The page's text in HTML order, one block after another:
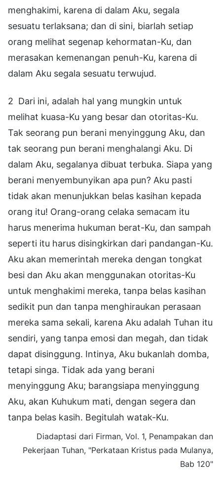
menghakimi, karena di dalam Aku, segala
sesuatu terlaksana; dan di sini, biarlah setiap
orang melihat segenap kehormatan-Ku, dan
merasakan kemenangan penuh-Ku, karena di
dalam Aku segala sesuatu terwujud.
2 Dari ini, adalah hal yang mungkin untuk
melihat kuasa-Ku yang besar dan otoritas-Ku.
Tak seorang pun berani menyinggung Aku, dan
tak seorang pun berani menghalangi Aku. Di
dalam Aku, segalanya dibuat terbuka. Siapa yang
berani menyembunyikan apa pun? Aku pasti
tidak akan menunjukkan belas kasihan kepada
orang itu! Orang-orang celaka semacam itu
harus menerima hukuman berat-Ku, dan sampah
seperti itu harus disingkirkan dari pandangan-Ku.
Aku akan memerintah mereka dengan tongkat
besi dan Aku akan menggunakan otoritas-Ku
untuk menghakimi mereka, tanpa belas kasihan
sedikit pun dan tanpa menghiraukan perasaan
mereka sama sekali, karena Aku adalah Tuhan itu
sendiri, yang tanpa emosi dan megah, dan tidak
dapat disinggung. Intinya, Aku bukanlah domba,
tetapi singa. Tidak ada yang berani
menyinggung Aku; barangsiapa menyinggung
Aku, akan Kuhukum mati, dengan segera dan
tanpa belas kasih. Begitulah watak-Ku.
Diadaptasi dari Firman, Vol. 1, Penampakan dan
Pekerjaan Tuhan, "Perkataan Kristus pada Mulanya,
Bab 120"